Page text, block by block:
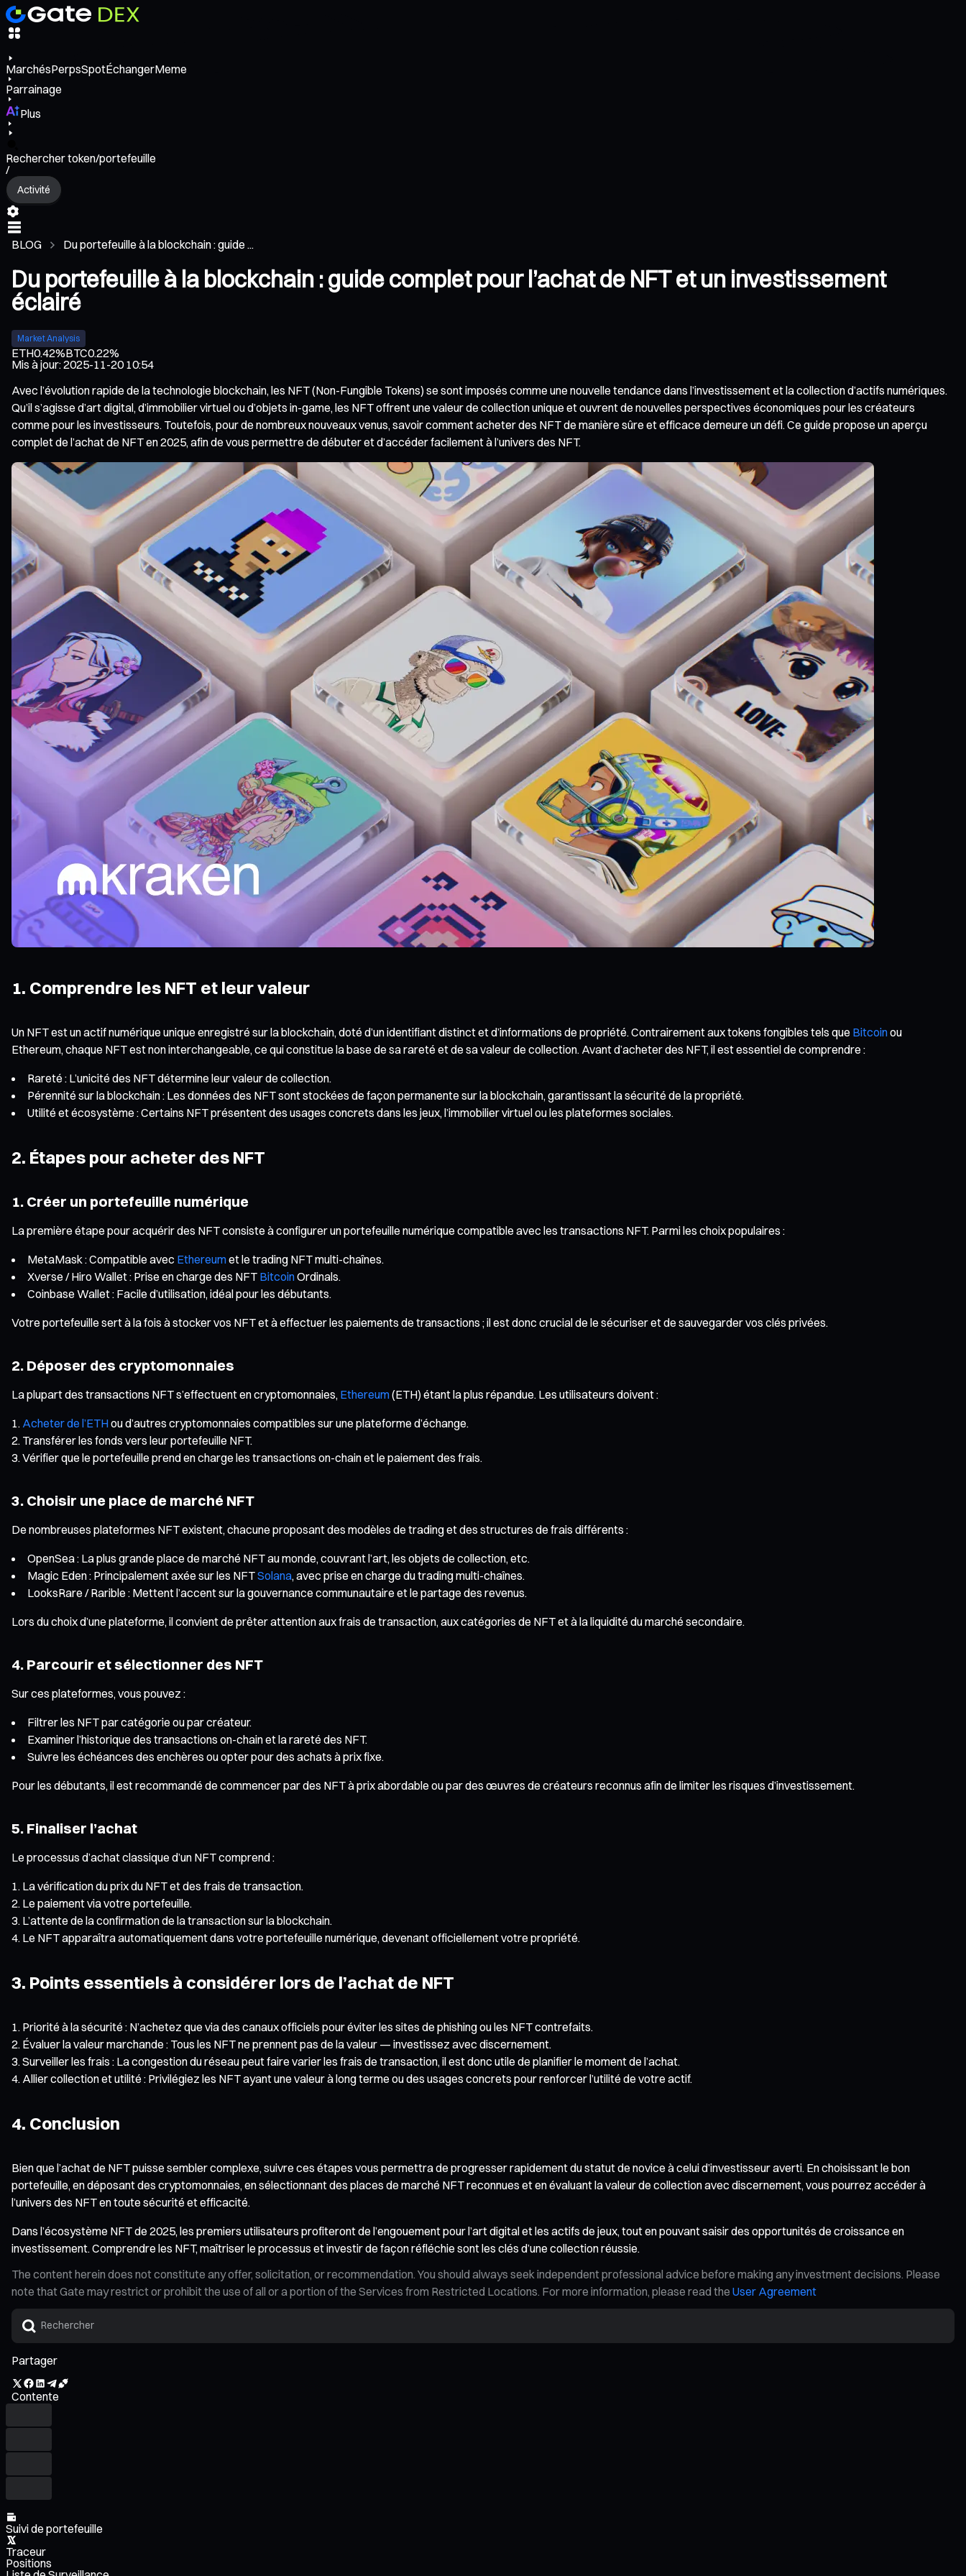
MarchésPerpsSpotÉchangerMeme
Parrainage
Plus
Rechercher token/portefeuille
/
Activité
BLOG Du portefeuille à la blockchain : guide ...
Du portefeuille à la blockchain : guide complet pour l’achat de NFT et un investissement
éclairé
Market Analysis
ETH0.42%BTC0.22%
Mis à jour:2025-11-20 10:54
Avec l’évolution rapide de la technologie blockchain, les NFT (Non-Fungible Tokens) se sont imposés comme une nouvelle tendance dans l’investissement et la collection d’actifs numériques.
Qu’il s’agisse d’art digital, d’immobilier virtuel ou d’objets in-game, les NFT offrent une valeur de collection unique et ouvrent de nouvelles perspectives économiques pour les créateurs
comme pour les investisseurs. Toutefois, pour de nombreux nouveaux venus, savoir comment acheter des NFT de manière sûre et efficace demeure un défi. Ce guide propose un aperçu
complet de l’achat de NFT en 2025, afin de vous permettre de débuter et d’accéder facilement à l’univers des NFT.
1. Comprendre les NFT et leur valeur
Un NFT est un actif numérique unique enregistré sur la blockchain, doté d’un identifiant distinct et d’informations de propriété. Contrairement aux tokens fongibles tels que Bitcoinou
Ethereum, chaque NFT est non interchangeable, ce qui constitue la base de sa rareté et de sa valeur de collection. Avant d’acheter des NFT, il est essentiel de comprendre :
Rareté : L’unicité des NFT détermine leur valeur de collection.
Pérennité sur la blockchain : Les données des NFT sont stockées de façon permanente sur la blockchain, garantissant la sécurité de la propriété.
Utilité et écosystème : Certains NFT présentent des usages concrets dans les jeux, l’immobilier virtuel ou les plateformes sociales.
2. Étapes pour acheter des NFT
1. Créer un portefeuille numérique
La première étape pour acquérir des NFT consiste à configurer un portefeuille numérique compatible avec les transactions NFT. Parmi les choix populaires :
MetaMask : Compatible avec Ethereumet le trading NFT multi-chaînes.
Xverse / Hiro Wallet : Prise en charge des NFT BitcoinOrdinals.
Coinbase Wallet : Facile d’utilisation, idéal pour les débutants.
Votre portefeuille sert à la fois à stocker vos NFT et à effectuer les paiements de transactions ; il est donc crucial de le sécuriser et de sauvegarder vos clés privées.
2. Déposer des cryptomonnaies
La plupart des transactions NFT s’effectuent en cryptomonnaies, Ethereum(ETH) étant la plus répandue. Les utilisateurs doivent :
Acheter de l’ETHou d’autres cryptomonnaies compatibles sur une plateforme d’échange.
Transférer les fonds vers leur portefeuille NFT.
Vérifier que le portefeuille prend en charge les transactions on-chain et le paiement des frais.
3. Choisir une place de marché NFT
De nombreuses plateformes NFT existent, chacune proposant des modèles de trading et des structures de frais différents :
OpenSea : La plus grande place de marché NFT au monde, couvrant l’art, les objets de collection, etc.
Magic Eden : Principalement axée sur les NFTSolana, avec prise en charge du trading multi-chaînes.
LooksRare / Rarible : Mettent l’accent sur la gouvernance communautaire et le partage des revenus.
Lors du choix d’une plateforme, il convient de prêter attention aux frais de transaction, aux catégories de NFT et à la liquidité du marché secondaire.
4. Parcourir et sélectionner des NFT
Sur ces plateformes, vous pouvez :
Filtrer les NFT par catégorie ou par créateur.
Examiner l’historique des transactions on-chain et la rareté des NFT.
Suivre les échéances des enchères ou opter pour des achats à prix fixe.
Pour les débutants, il est recommandé de commencer par des NFT à prix abordable ou par des œuvres de créateurs reconnus afin de limiter les risques d’investissement.
5. Finaliser l’achat
Le processus d’achat classique d’un NFT comprend :
La vérification du prix du NFT et des frais de transaction.
Le paiement via votre portefeuille.
L’attente de la confirmation de la transaction sur la blockchain.
Le NFT apparaîtra automatiquement dans votre portefeuille numérique, devenant officiellement votre propriété.
3. Points essentiels à considérer lors de l’achat de NFT
Priorité à la sécurité : N’achetez que via des canaux officiels pour éviter les sites de phishing ou les NFT contrefaits.
Évaluer la valeur marchande : Tous les NFT ne prennent pas de la valeur — investissez avec discernement.
Surveiller les frais : La congestion du réseau peut faire varier les frais de transaction, il est donc utile de planifier le moment de l’achat.
Allier collection et utilité : Privilégiez les NFT ayant une valeur à long terme ou des usages concrets pour renforcer l’utilité de votre actif.
4. Conclusion
Bien que l’achat de NFT puisse sembler complexe, suivre ces étapes vous permettra de progresser rapidement du statut de novice à celui d’investisseur averti. En choisissant le bon
portefeuille, en déposant des cryptomonnaies, en sélectionnant des places de marché NFT reconnues et en évaluant la valeur de collection avec discernement, vous pourrez accéder à
l’univers des NFT en toute sécurité et efficacité.
Dans l’écosystème NFT de 2025, les premiers utilisateurs profiteront de l’engouement pour l’art digital et les actifs de jeux, tout en pouvant saisir des opportunités de croissance en
investissement. Comprendre les NFT, maîtriser le processus et investir de façon réfléchie sont les clés d’une collection réussie.
The content herein does not constitute any offer, solicitation, or recommendation. You should always seek independent professional advice before making any investment decisions. Please
note that Gate may restrict or prohibit the use of all or a portion of the Services from Restricted Locations. For more information, please read the User Agreement
Partager
Contente
Suivi de portefeuille
Traceur
Positions